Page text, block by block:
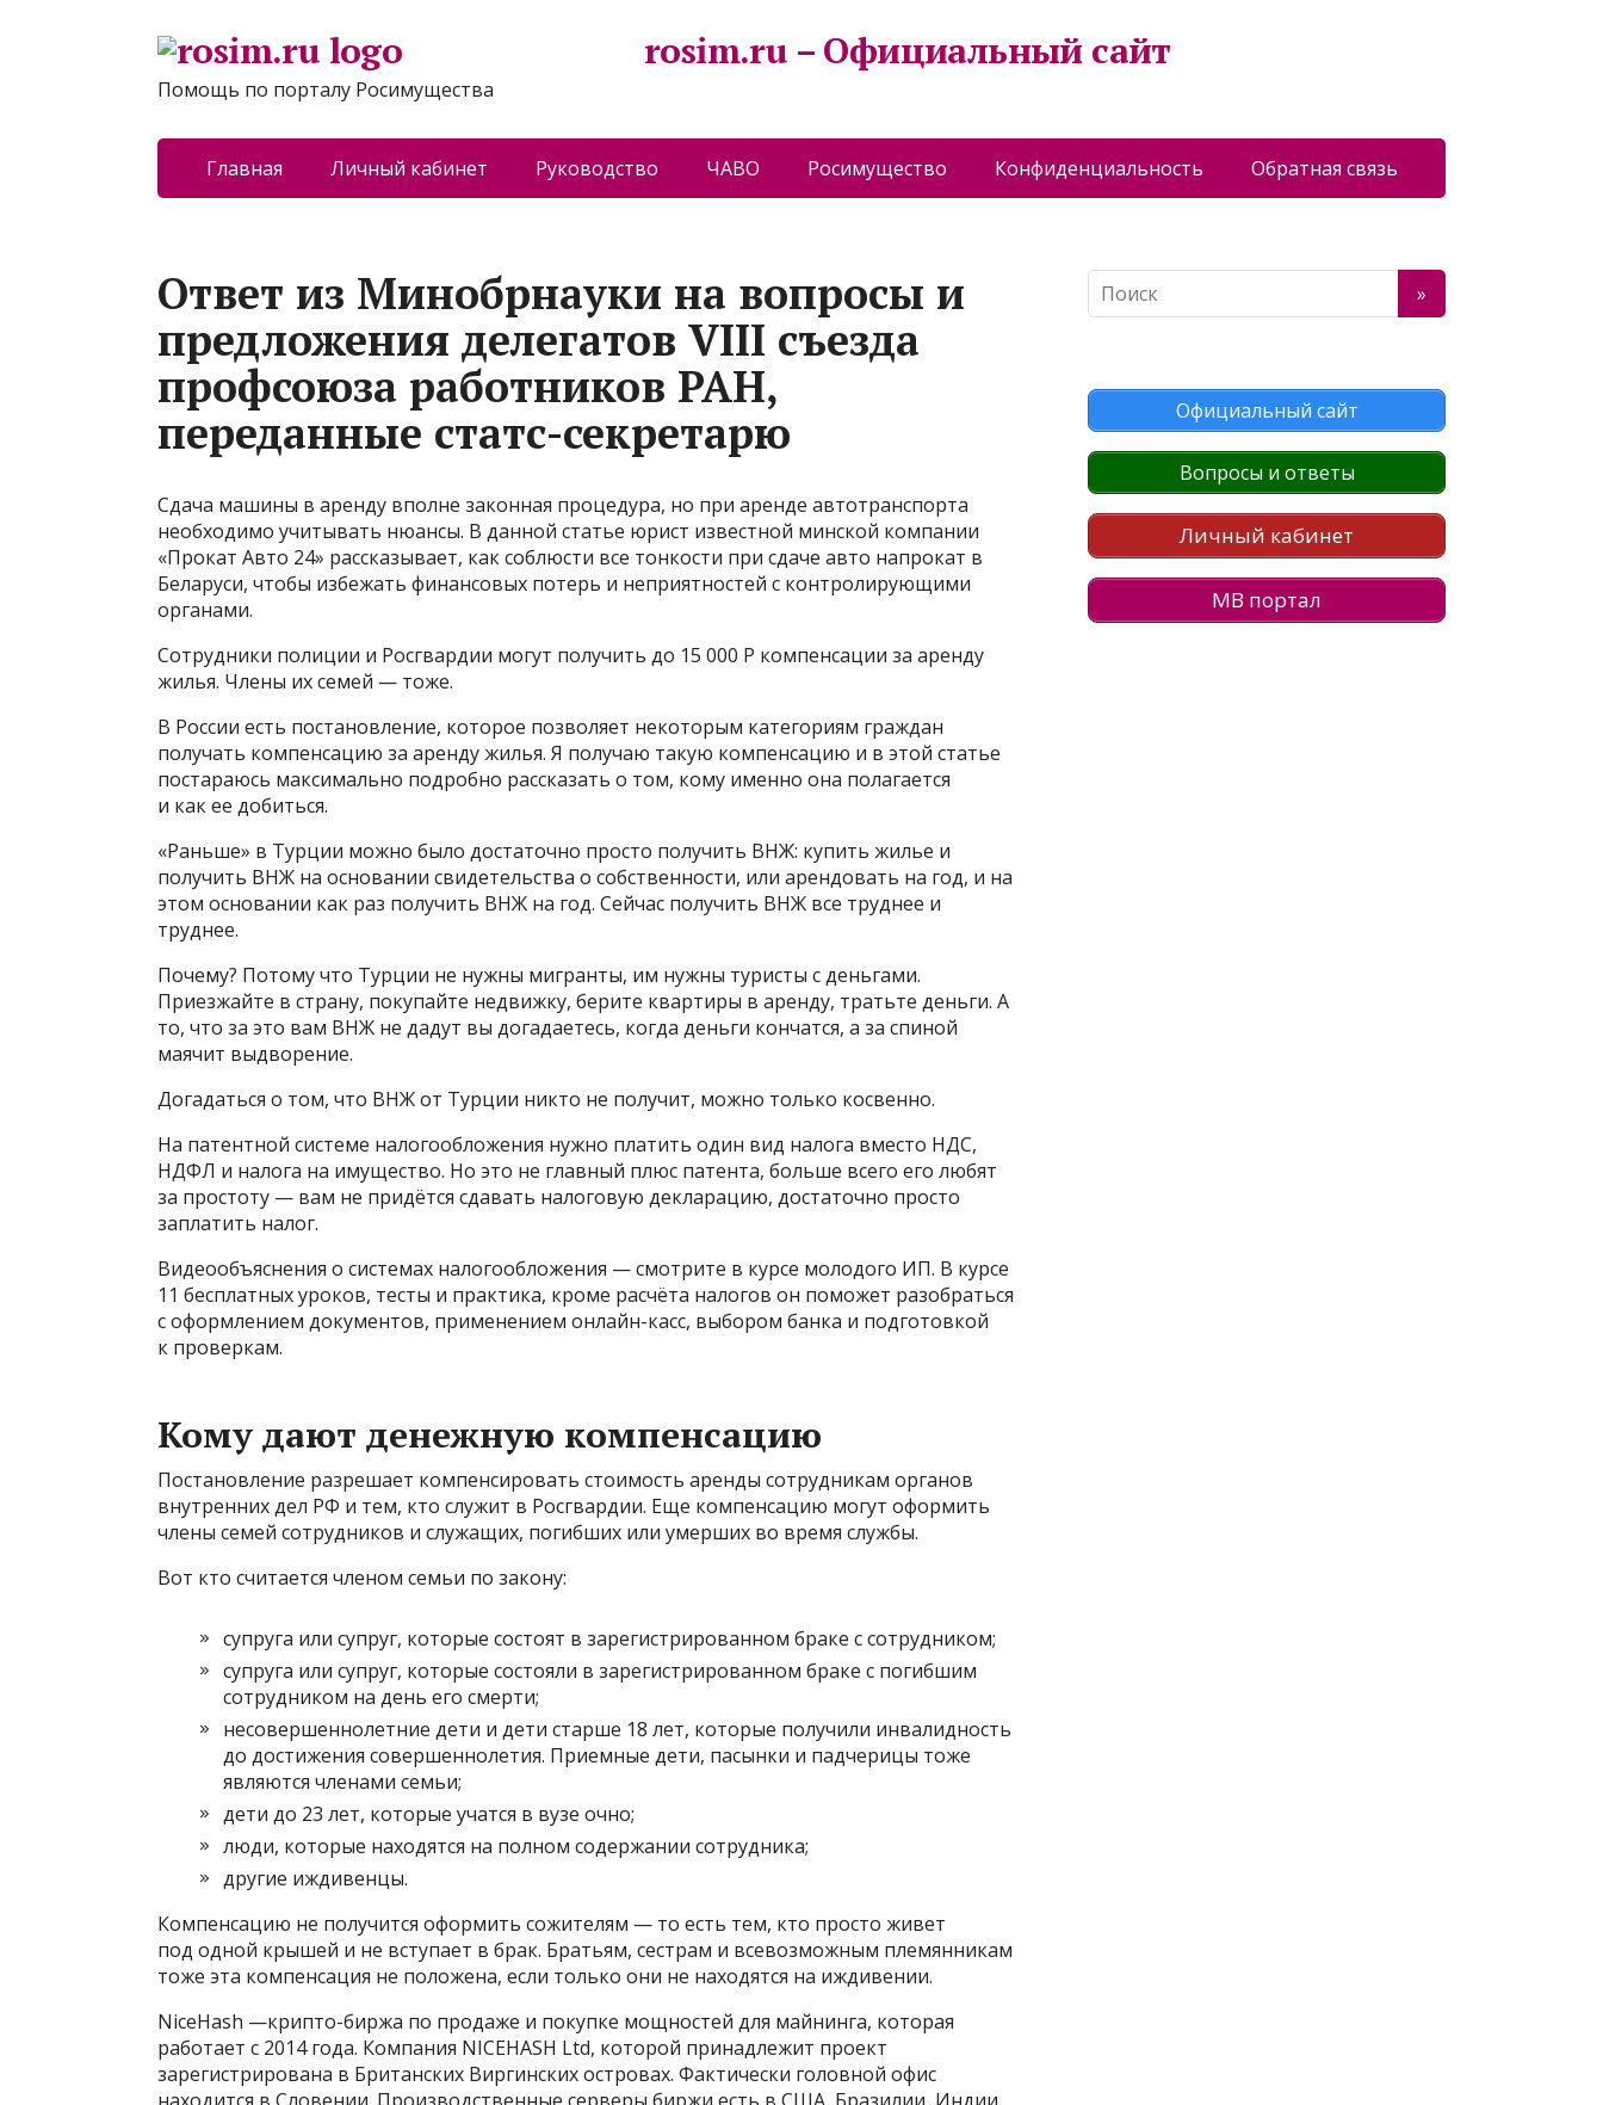
rosim.ru – Официальный сайт
Помощь по порталу Росимущества
Главная Личный кабинет Руководство ЧАВО Росимущество Конфиденциальность Обратная связь
Ответ из Минобрнауки на вопросы и
предложения делегатов VIII съезда
профсоюза работников РАН,
переданные статс-секретарю
Сдача машины в аренду вполне законная процедура, но при аренде автотранспорта
необходимо учитывать нюансы. В данной статье юрист известной минской компании
«Прокат Авто 24» рассказывает, как соблюсти все тонкости при сдаче авто напрокат в
Беларуси, чтобы избежать финансовых потерь и неприятностей с контролирующими
органами.
Сотрудники полиции и Росгвардии могут получить до 15 000 Р компенсации за аренду
жилья. Члены их семей — тоже.
В России есть постановление, которое позволяет некоторым категориям граждан
получать компенсацию за аренду жилья. Я получаю такую компенсацию и в этой статье
постараюсь максимально подробно рассказать о том, кому именно она полагается
и как ее добиться.
«Раньше» в Турции можно было достаточно просто получить ВНЖ: купить жилье и
получить ВНЖ на основании свидетельства о собственности, или арендовать на год, и на
этом основании как раз получить ВНЖ на год. Сейчас получить ВНЖ все труднее и
труднее.
Почему? Потому что Турции не нужны мигранты, им нужны туристы с деньгами.
Приезжайте в страну, покупайте недвижку, берите квартиры в аренду, тратьте деньги. А
то, что за это вам ВНЖ не дадут вы догадаетесь, когда деньги кончатся, а за спиной
маячит выдворение.
Догадаться о том, что ВНЖ от Турции никто не получит, можно только косвенно.
На патентной системе налогообложения нужно платить один вид налога вместо НДС,
НДФЛ и налога на имущество. Но это не главный плюс патента, больше всего его любят
за простоту — вам не придётся сдавать налоговую декларацию, достаточно просто
заплатить налог.
Видеообъяснения о системах налогообложения — смотрите в курсе молодого ИП. В курсе
11 бесплатных уроков, тесты и практика, кроме расчёта налогов он поможет разобраться
с оформлением документов, применением онлайн-касс, выбором банка и подготовкой
к проверкам.
Кому дают денежную компенсацию
Постановление разрешает компенсировать стоимость аренды сотрудникам органов
внутренних дел РФ и тем, кто служит в Росгвардии. Еще компенсацию могут оформить
члены семей сотрудников и служащих, погибших или умерших во время службы.
Вот кто считается членом семьи по закону:
супруга или супруг, которые состоят в зарегистрированном браке с сотрудником;
супруга или супруг, которые состояли в зарегистрированном браке с погибшим
сотрудником на день его смерти;
несовершеннолетние дети и дети старше 18 лет, которые получили инвалидность
до достижения совершеннолетия. Приемные дети, пасынки и падчерицы тоже
являются членами семьи;
дети до 23 лет, которые учатся в вузе очно;
люди, которые находятся на полном содержании сотрудника;
другие иждивенцы.
Компенсацию не получится оформить сожителям — то есть тем, кто просто живет
под одной крышей и не вступает в брак. Братьям, сестрам и всевозможным племянникам
тоже эта компенсация не положена, если только они не находятся на иждивении.
NiceHash —крипто-биржа по продаже и покупке мощностей для майнинга, которая
работает с 2014 года. Компания NICEHASH Ltd, которой принадлежит проект
зарегистрирована в Британских Виргинских островах. Фактически головной офис
Официальный сайт
Вопросы и ответы
Личный кабинет
МВ портал